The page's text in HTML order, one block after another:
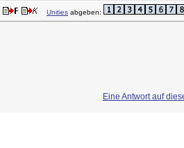
Unities abgeben:
Eine Antwort auf